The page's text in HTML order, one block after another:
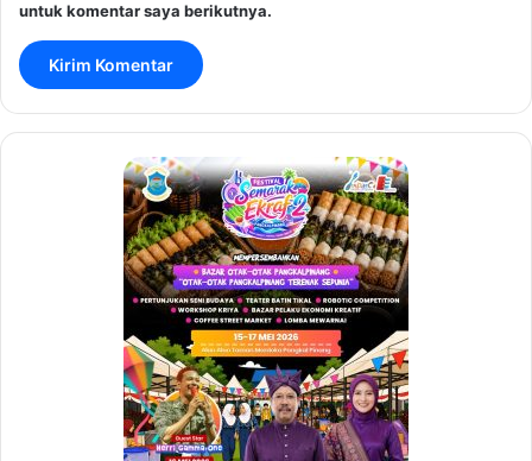
untuk komentar saya berikutnya.